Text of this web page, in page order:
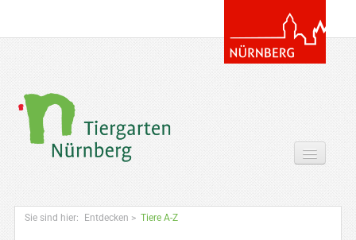
Sie sind hier: Entdecken > Tiere A-Z